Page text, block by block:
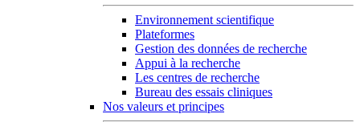
Environnement scientifique
Plateformes
Gestion des données de recherche
Appui à la recherche
Les centres de recherche
Bureau des essais cliniques
Nos valeurs et principes